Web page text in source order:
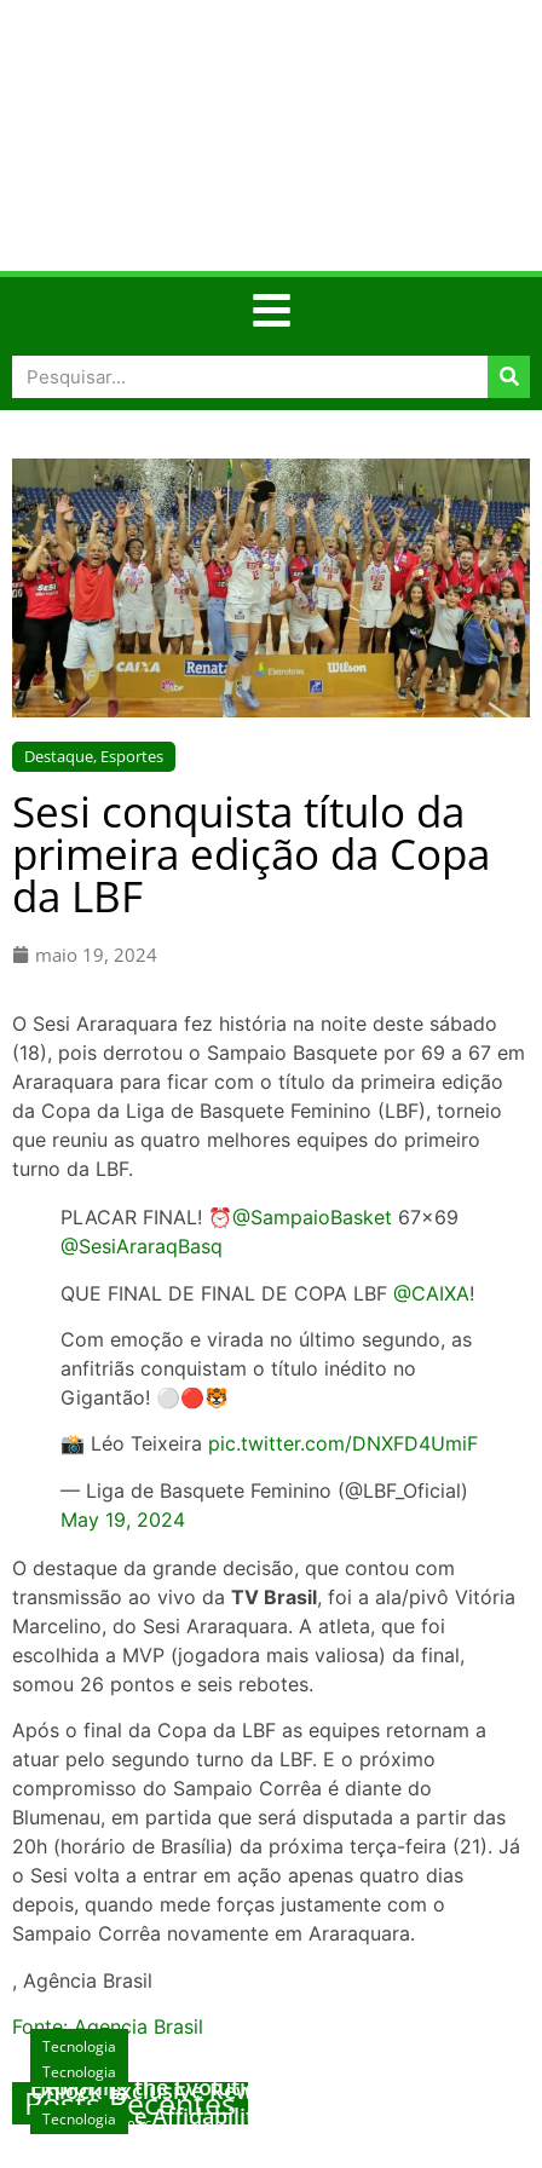
Destaque, Esportes
Sesi conquista título da
primeira edição da Copa
da LBF
maio 19, 2024
O Sesi Araraquara fez história na noite deste sábado
(18), pois derrotou o Sampaio Basquete por 69 a 67 em
Araraquara para ficar com o título da primeira edição
da Copa da Liga de Basquete Feminino (LBF), torneio
que reuniu as quatro melhores equipes do primeiro
turno da LBF.
PLACAR FINAL! ⏰️@SampaioBasket 67×69
@SesiAraraqBasq
QUE FINAL DE FINAL DE COPA LBF @CAIXA!
Com emoção e virada no último segundo, as
anfitriãs conquistam o título inédito no
Gigantão! ⚪️🔴🐯
📸 Léo Teixeira pic.twitter.com/DNXFD4UmiF
— Liga de Basquete Feminino (@LBF_Oficial)
May 19, 2024
O destaque da grande decisão, que contou com
transmissão ao vivo da TV Brasil, foi a ala/pivô Vitória
Marcelino, do Sesi Araraquara. A atleta, que foi
escolhida a MVP (jogadora mais valiosa) da final,
somou 26 pontos e seis rebotes.
Após o final da Copa da LBF as equipes retornam a
atuar pelo segundo turno da LBF. E o próximo
compromisso do Sampaio Corrêa é diante do
Blumenau, em partida que será disputada a partir das
20h (horário de Brasília) da próxima terça-feira (21). Já
o Sesi volta a entrar em ação apenas quatro dias
depois, quando mede forças justamente com o
Sampaio Corrêa novamente em Araraquara.
, Agência Brasil
Fonte: Agencia Brasil
Posts Recentes
Tecnologia
Exploring the Evolution of Online Slot Games
agosto 7, 2026
Tecnologia
Unlock Exclusive Rewards at The Big Dog
House
Tecnologia
Sicurezza e Affidabilità di Mr Nulls Wicked
Wares
Tecnologia